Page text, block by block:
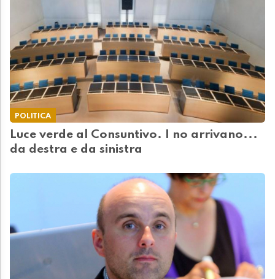
POLITICA
Luce verde al Consuntivo. I no arrivano...
da destra e da sinistra